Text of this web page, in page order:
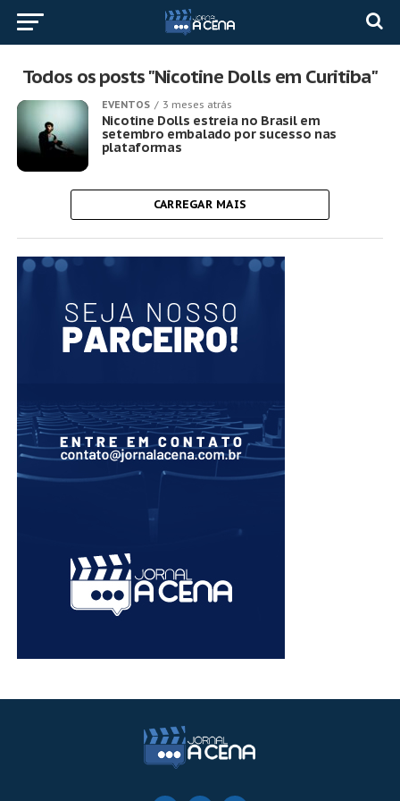
Todos os posts "Nicotine Dolls em Curitiba"
EVENTOS 3 meses atrás
Nicotine Dolls estreia no Brasil em
setembro embalado por sucesso nas
plataformas
CARREGAR MAIS